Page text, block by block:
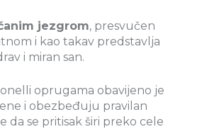
jezgrom, presvučen
i kao takav predstavlja
i miran san.
oprugama obavijeno je
i obezbeđuju pravilan
da se pritisak širi preko cele